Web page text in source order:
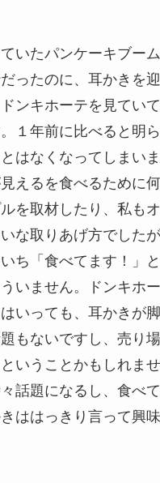
いたパンケーキブー
ったのに、耳かきを
ンキホーテを見てい
１年前に比べると明ら
はなくなってしまい
えるを食べるために
を取材したり、私も
な取りあげ方でした
ち「食べてます！」
いません。ドンキホ
いっても、耳かきが
もないですし、売り
いうことかもしれま
話題になるし、食べ
ははっきり言って興